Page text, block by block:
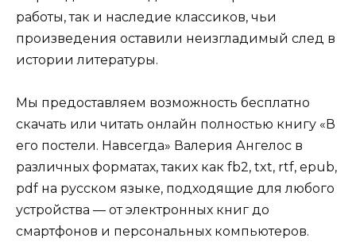
работы, так и наследие классиков, чьи
произведения оставили неизгладимый след в
истории литературы.
Мы предоставляем возможность бесплатно
скачать или читать онлайн полностью книгу «В
его постели. Навсегда» Валерия Ангелос в
различных форматах, таких как fb2, txt, rtf, epub,
pdf на русском языке, подходящие для любого
устройства — от электронных книг до
смартфонов и персональных компьютеров.